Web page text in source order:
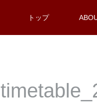
トップ